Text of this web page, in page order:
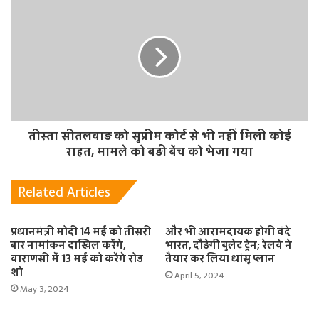
तीस्ता सीतलवाड़ को सुप्रीम कोर्ट से भी नहीं मिली कोई
राहत, मामले को बड़ी बेंच को भेजा गया
Related Articles
प्रधानमंत्री मोदी 14 मई को तीसरी
बार नामांकन दाखिल करेंगे,
वाराणसी में 13 मई को करेंगे रोड
शो
May 3, 2024
और भी आरामदायक होगी वंदे
भारत, दौड़ेगी बुलेट ट्रेन; रेलवे ने
तैयार कर लिया धांसू प्लान
April 5, 2024